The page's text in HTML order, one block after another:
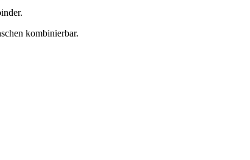
kombinierbar.